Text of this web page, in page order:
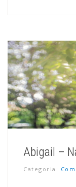
Abigail –
Categoria: